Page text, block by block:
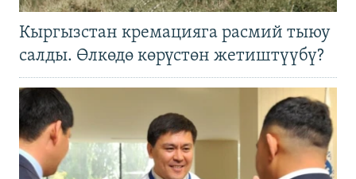
Кыргызстан кремацияга расмий тыюу
салды. Өлкөдө көрүстөн жетиштүүбү?